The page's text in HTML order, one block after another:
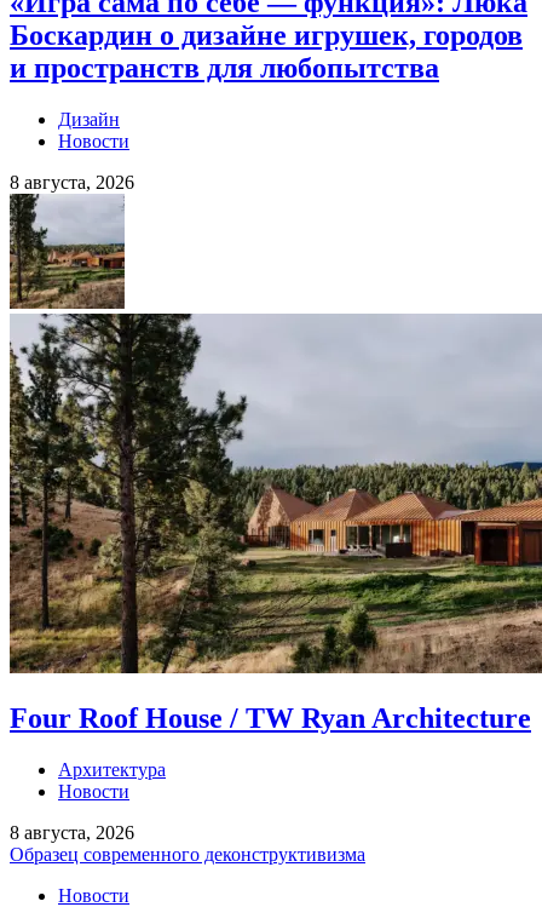
Боскардин о дизайне игрушек, городов
и пространств для любопытства
Дизайн
Новости
8 августа, 2026
Four Roof House / TW Ryan Architecture
Архитектура
Новости
8 августа, 2026
Образец современного деконструктивизма
Новости